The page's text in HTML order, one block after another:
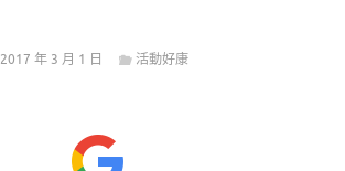
2017 年 3 月 1 日 活動好康